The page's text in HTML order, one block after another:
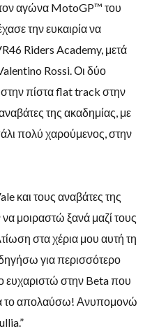
τον αγώνα MotoGP™ του
την ευκαιρία να
Riders Academy, μετά
Rossi. Οι δύο
πίστα flat track στην
της ακαδημίας, με
πολύ χαρούμενος, στην
και τους αναβάτες της
μοιραστώ ξανά μαζί τους
στα χέρια μου αυτή τη
για περισσότερο
ευχαριστώ στην Beta που
το απολαύσω! Ανυπομονώ